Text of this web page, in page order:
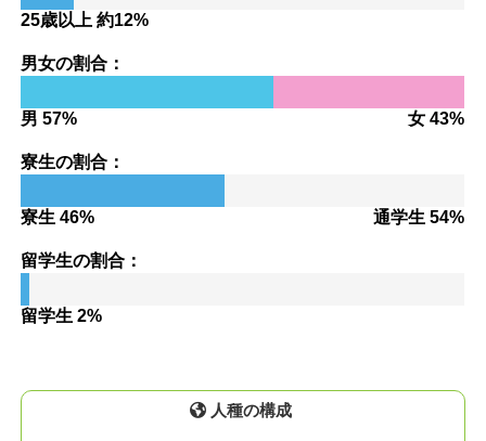
25歳以上 約12%
男女の割合：
男 57% 女 43%
寮生の割合：
寮生 46% 通学生 54%
留学生の割合：
留学生 2%
人種の構成